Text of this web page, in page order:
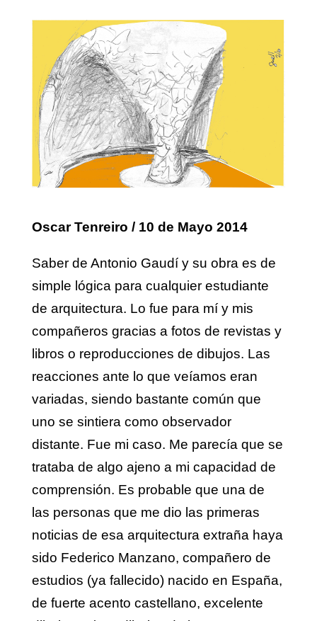
Oscar Tenreiro / 10 de Mayo 2014
Saber de Antonio Gaudí y su obra es de
simple lógica para cualquier estudiante
de arquitectura. Lo fue para mí y mis
compañeros gracias a fotos de revistas y
libros o reproducciones de dibujos. Las
reacciones ante lo que veíamos eran
variadas, siendo bastante común que
uno se sintiera como observador
distante. Fue mi caso. Me parecía que se
trataba de algo ajeno a mi capacidad de
comprensión. Es probable que una de
las personas que me dio las primeras
noticias de esa arquitectura extraña haya
sido Federico Manzano, compañero de
estudios (ya fallecido) nacido en España,
de fuerte acento castellano, excelente